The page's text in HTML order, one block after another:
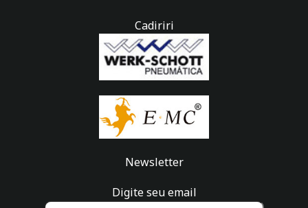
Cadiriri
Newsletter
Digite seu email